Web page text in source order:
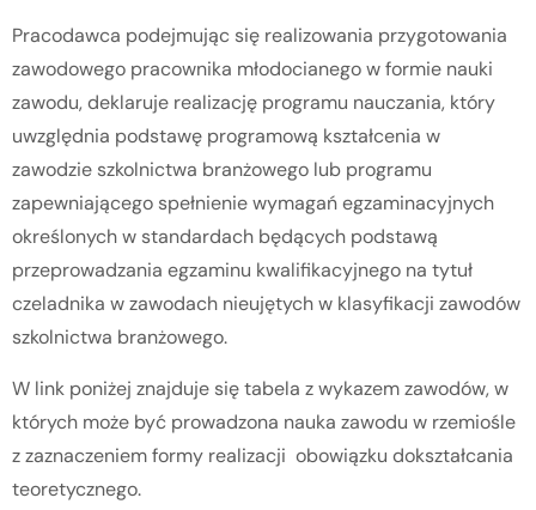
Pracodawca podejmując się realizowania przygotowania
zawodowego pracownika młodocianego w formie nauki
zawodu, deklaruje realizację programu nauczania, który
uwzględnia podstawę programową kształcenia w
zawodzie szkolnictwa branżowego lub programu
zapewniającego spełnienie wymagań egzaminacyjnych
określonych w standardach będących podstawą
przeprowadzania egzaminu kwalifikacyjnego na tytuł
czeladnika w zawodach nieujętych w klasyfikacji zawodów
szkolnictwa branżowego.
W link poniżej znajduje się tabela z wykazem zawodów, w
których może być prowadzona nauka zawodu w rzemiośle
z zaznaczeniem formy realizacji obowiązku dokształcania
teoretycznego.